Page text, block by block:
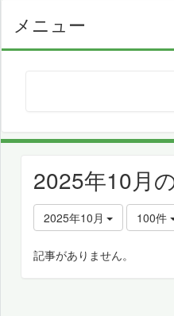
メニュー
2025年10月
2025年10月 100件
記事がありません。